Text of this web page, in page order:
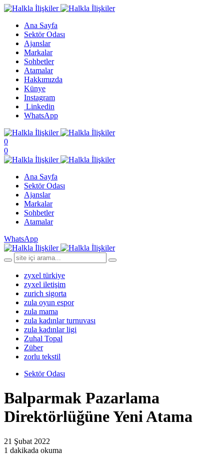
Ana Sayfa
Sektör Odası
Ajanslar
Markalar
Sohbetler
Atamalar
Hakkımızda
Künye
Instagram
Linkedin
WhatsApp
0
0
Ana Sayfa
Sektör Odası
Ajanslar
Markalar
Sohbetler
Atamalar
WhatsApp
zyxel türkiye
zyxel iletişim
zurich sigorta
zula oyun espor
zula mama
zula kadınlar turnuvası
zula kadınlar ligi
Zuhal Topal
Züber
zorlu tekstil
Sektör Odası
Balparmak Pazarlama
Direktörlüğüne Yeni Atama
21 Şubat 2022
1 dakikada okuma